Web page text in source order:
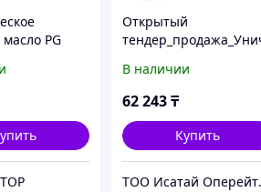
PG
6 0.946L
Открытый
Rexel Auto+ 300M, 40 л,
300 листов, 2х15мм,
В наличии
62 243₸
Купить
ТОО